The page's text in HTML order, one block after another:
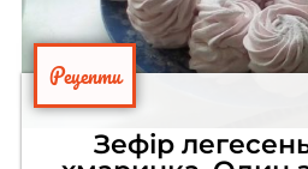
Рецепти
Зефір